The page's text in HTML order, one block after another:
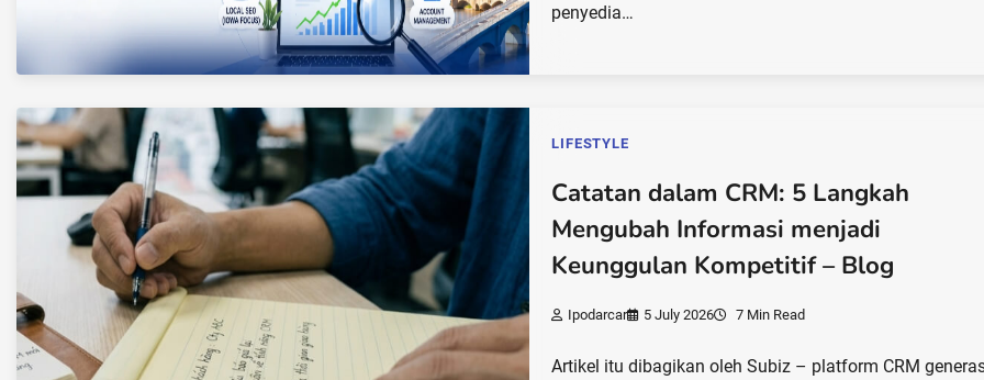
penyedia…
LIFESTYLE
Catatan dalam CRM: 5 Langkah
Mengubah Informasi menjadi
Keunggulan Kompetitif – Blog
Ipodarcar 5 July 2026 7 Min Read
Artikel itu dibagikan oleh Subiz – platform CRM